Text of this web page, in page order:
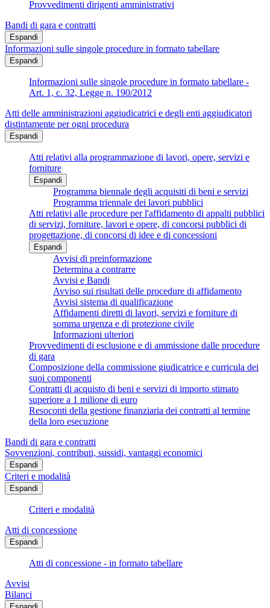
Provvedimenti dirigenti amministrativi
Bandi di gara e contratti
Espandi
Informazioni sulle singole procedure in formato tabellare
Espandi
Informazioni sulle singole procedure in formato tabellare -
Art. 1, c. 32, Legge n. 190/2012
Atti delle amministrazioni aggiudicatrici e degli enti aggiudicatori
distintamente per ogni procedura
Espandi
Atti relativi alla programmazione di lavori, opere, servizi e
forniture
Espandi
Programma biennale degli acquisiti di beni e servizi
Programma triennale dei lavori pubblici
Atti relativi alle procedure per l'affidamento di appalti pubblici
di servizi, forniture, lavori e opere, di concorsi pubblici di
progettazione, di concorsi di idee e di concessioni
Espandi
Avvisi di preinformazione
Determina a contrarre
Avvisi e Bandi
Avviso sui risultati delle procedure di affidamento
Avvisi sistema di qualificazione
Affidamenti diretti di lavori, servizi e forniture di
somma urgenza e di protezione civile
Informazioni ulteriori
Provvedimenti di esclusione e di ammissione dalle procedure
di gara
Composizione della commissione giudicatrice e curricula dei
suoi componenti
Contratti di acquisto di beni e servizi di importo stimato
superiore a 1 milione di euro
Resoconti della gestione finanziaria dei contratti al termine
della loro esecuzione
Bandi di gara e contratti
Sovvenzioni, contributi, sussidi, vantaggi economici
Espandi
Criteri e modalità
Espandi
Criteri e modalità
Atti di concessione
Espandi
Atti di concessione - in formato tabellare
Avvisi
Bilanci